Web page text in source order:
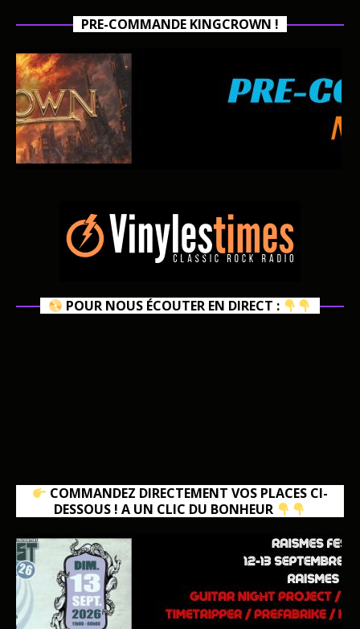
PRE-COMMANDE KINGCROWN !
POUR NOUS ÉCOUTER EN DIRECT :
COMMANDEZ DIRECTEMENT VOS PLACES CI-
DESSOUS ! A UN CLIC DU BONHEUR